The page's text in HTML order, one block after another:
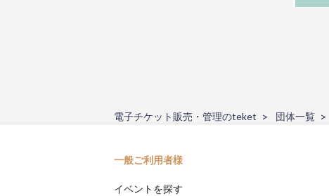
電子チケット販売・管理のteket 団体一覧
一般ご利用者様
イベントを探す